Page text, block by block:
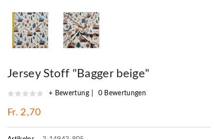
Jersey Stoff "Bagger beige"
+ Bewertung 0 Bewertungen
Fr. 2,70